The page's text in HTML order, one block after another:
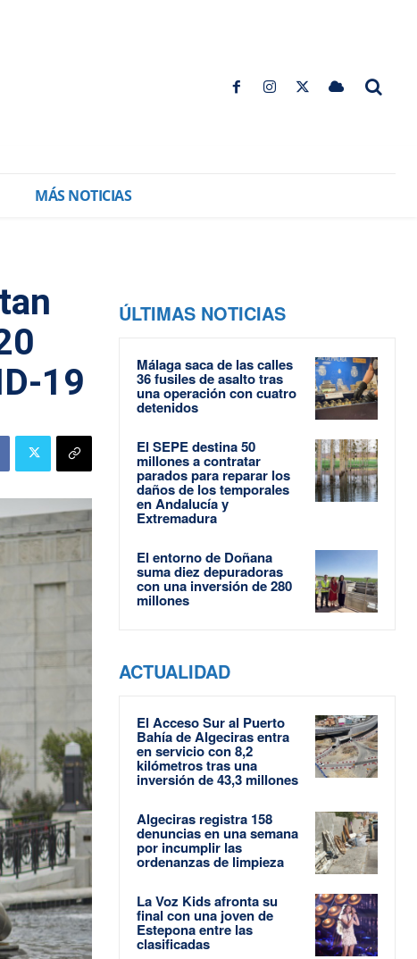
MÁS NOTICIAS
19
ÚLTIMAS NOTICIAS
Málaga saca de las calles
36 fusiles de asalto tras
una operación con cuatro
detenidos
El SEPE destina 50
millones a contratar
parados para reparar los
daños de los temporales
en Andalucía y
Extremadura
El entorno de Doñana
suma diez depuradoras
con una inversión de 280
millones
ACTUALIDAD
El Acceso Sur al Puerto
Bahía de Algeciras entra
en servicio con 8,2
kilómetros tras una
inversión de 43,3 millones
Algeciras registra 158
denuncias en una semana
por incumplir las
ordenanzas de limpieza
La Voz Kids afronta su
final con una joven de
Estepona entre las
clasificadas